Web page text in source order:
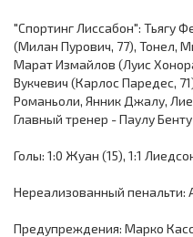
"Спортинг Лиссабон": Тьягу
(Милан Пурович, 77), Тонел,
Марат Измайлов (Луис
Вукчевич (Карлос Паредес,
Романьоли, Янник Джалу,
Главный тренер - Паулу
Голы: 1:0 Жуан (15), 1:1
Нереализованный
Предупреждения: Марко